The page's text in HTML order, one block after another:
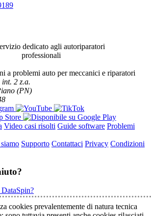
dedicato agli autoriparatori
professionali
2 z.a.
(PN)
Video casi risolti Guide software Problemi
Supporto Contattaci Privacy Condizioni
cookies prevalentemente di natura tecnica